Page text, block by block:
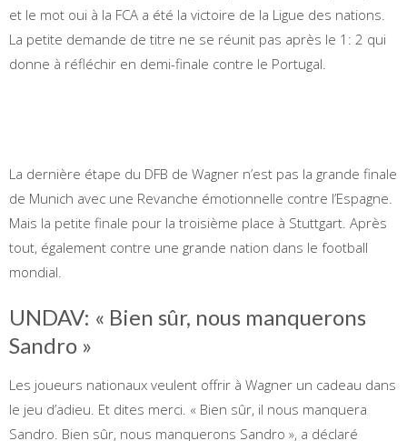
et le mot oui à la FCA a été la victoire de la Ligue des nations.
La petite demande de titre ne se réunit pas après le 1: 2 qui
donne à réfléchir en demi-finale contre le Portugal.
La dernière étape du DFB de Wagner n’est pas la grande finale
de Munich avec une Revanche émotionnelle contre l’Espagne.
Mais la petite finale pour la troisième place à Stuttgart. Après
tout, également contre une grande nation dans le football
mondial.
UNDAV: « Bien sûr, nous manquerons
Sandro »
Les joueurs nationaux veulent offrir à Wagner un cadeau dans
le jeu d’adieu. Et dites merci. « Bien sûr, il nous manquera
Sandro. Bien sûr, nous manquerons Sandro », a déclaré